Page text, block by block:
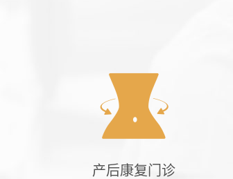
产后康复门诊